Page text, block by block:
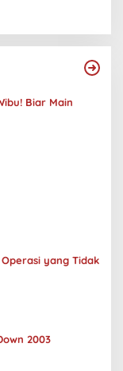
Biar Main
yang Tidak
2003